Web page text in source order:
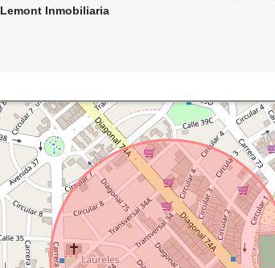
Lemont Inmobiliaria